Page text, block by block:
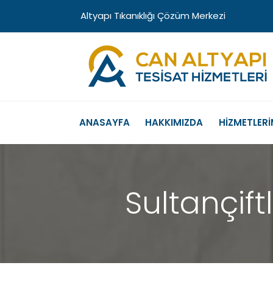
Altyapı Tıkanıklığı Çözüm Merkezi
ANASAYFA HAKKIMIZDA